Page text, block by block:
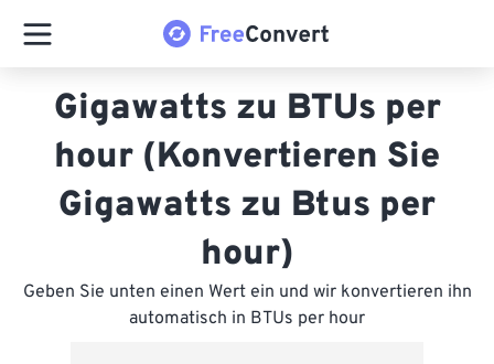
Gigawatts zu BTUs per
hour (Konvertieren Sie
Gigawatts zu Btus per
hour)
Geben Sie unten einen Wert ein und wir konvertieren ihn
automatisch in BTUs per hour